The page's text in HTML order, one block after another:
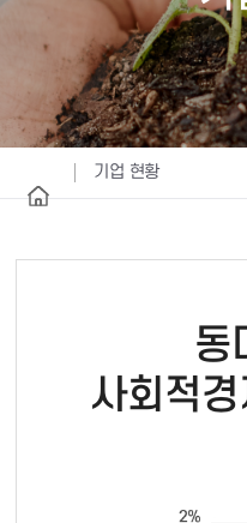
기업 현황
동
사회적